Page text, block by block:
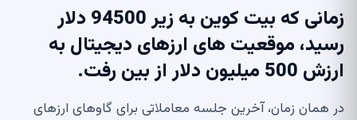
زمانی که بیت کوین به زیر 94500 دلار
رسید، موقعیت های ارزهای دیجیتال به
ارزش 500 میلیون دلار از بین رفت.
در همان زمان، آخرین جلسه معاملاتی برای گاوهای ارزهای